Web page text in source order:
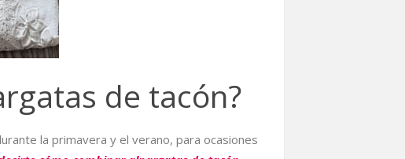
de tacón?
la primavera y el verano, para ocasiones